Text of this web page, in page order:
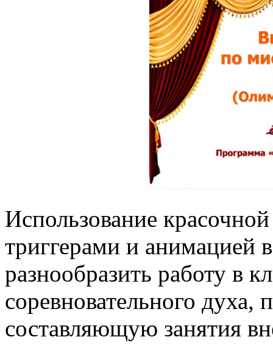
Использование
триггерами и анимацией
разнообразить работу в
соревновательного
составляющую занятия